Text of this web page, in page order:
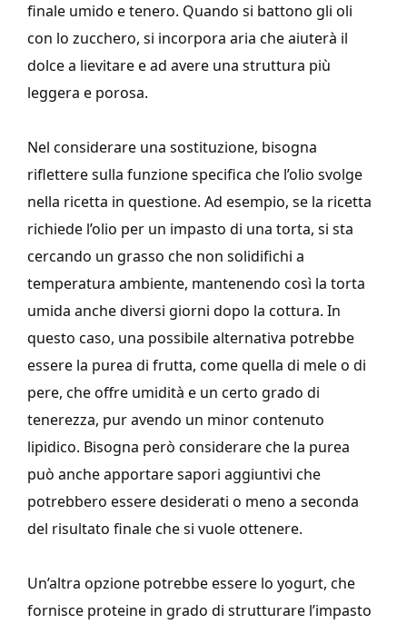
finale umido e tenero. Quando si battono gli oli
con lo zucchero, si incorpora aria che aiuterà il
dolce a lievitare e ad avere una struttura più
leggera e porosa.
Nel considerare una sostituzione, bisogna
riflettere sulla funzione specifica che l’olio svolge
nella ricetta in questione. Ad esempio, se la ricetta
richiede l’olio per un impasto di una torta, si sta
cercando un grasso che non solidifichi a
temperatura ambiente, mantenendo così la torta
umida anche diversi giorni dopo la cottura. In
questo caso, una possibile alternativa potrebbe
essere la purea di frutta, come quella di mele o di
pere, che offre umidità e un certo grado di
tenerezza, pur avendo un minor contenuto
lipidico. Bisogna però considerare che la purea
può anche apportare sapori aggiuntivi che
potrebbero essere desiderati o meno a seconda
del risultato finale che si vuole ottenere.
Un’altra opzione potrebbe essere lo yogurt, che
fornisce proteine in grado di strutturare l’impasto